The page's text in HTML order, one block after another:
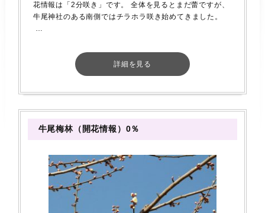
花情報は「2分咲き」です。 全体を見るとまだ蕾ですが、
牛尾神社のある南側ではチラホラ咲き始めてきました。
…
詳細を見る
牛尾梅林（開花情報）0％